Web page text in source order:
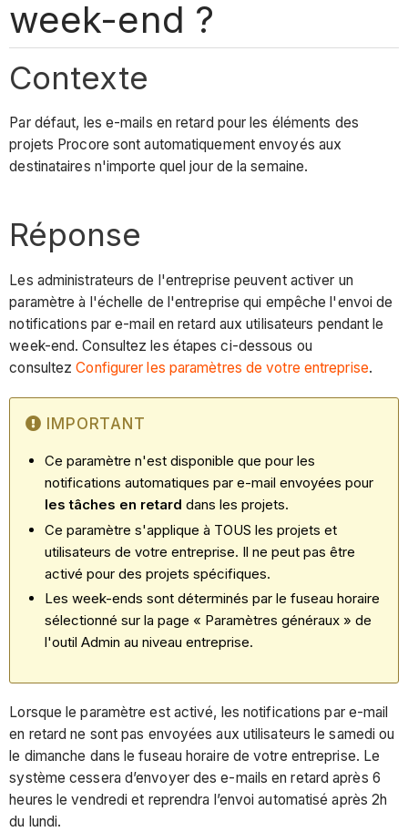
week-end ?
Contexte
Par défaut, les e-mails en retard pour les éléments des
projets Procore sont automatiquement envoyés aux
destinataires n'importe quel jour de la semaine.
Réponse
Les administrateurs de l'entreprise peuvent activer un
paramètre à l'échelle de l'entreprise qui empêche l'envoi de
notifications par e-mail en retard aux utilisateurs pendant le
week-end. Consultez les étapes ci-dessous ou
consultezConfigurer les paramètres de votre entreprise.
IMPORTANT
Ce paramètre n'est disponible que pour les
notifications automatiques par e-mail envoyées pour
les tâches en retard dans les projets.
Ce paramètre s'applique à TOUS les projets et
utilisateurs de votre entreprise. Il ne peut pas être
activé pour des projets spécifiques.
Les week-ends sont déterminés par le fuseau horaire
sélectionné sur la page « Paramètres généraux » de
l'outil Admin au niveau entreprise.
Lorsque le paramètre est activé, les notifications par e-mail
en retard ne sont pas envoyées aux utilisateurs le samedi ou
le dimanche dans le fuseau horaire de votre entreprise. Le
système cessera d’envoyer des e-mails en retard après 6
heures le vendredi et reprendra l’envoi automatisé après 2h
du lundi.